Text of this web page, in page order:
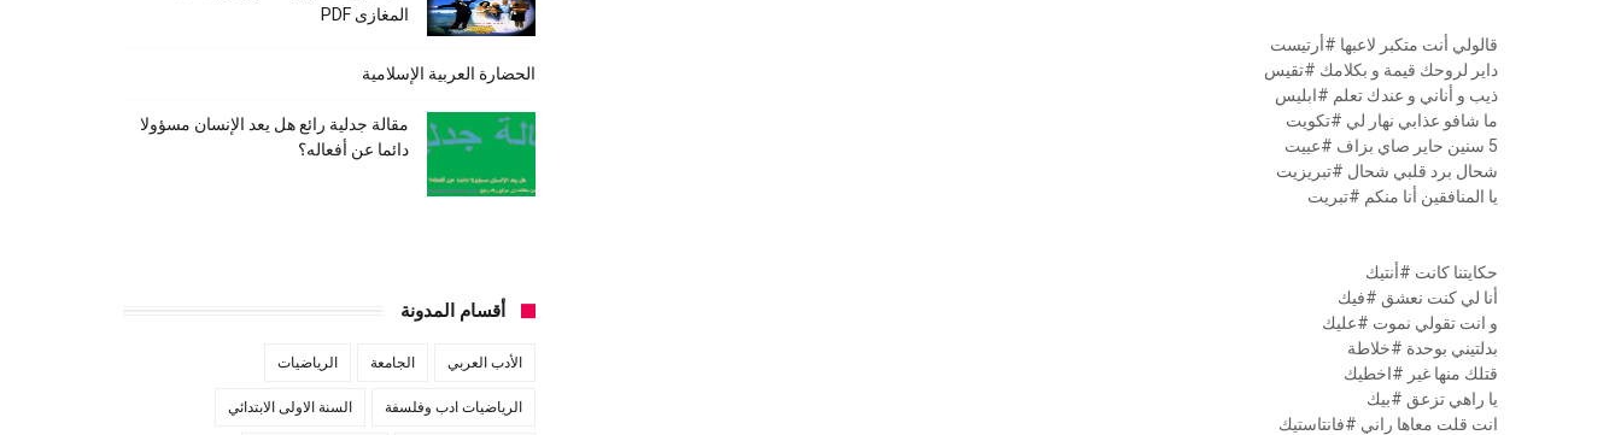
قالولي أنت متكبر لاعبها #أرتيست
داير لروحك قيمة و بكلامك #تقيس
ذيب و أناني و عندك تعلم #ابليس
ما شافو عذابي نهار لي #تكويت
5 سنين حاير صاي بزاف #عييت
شحال برد قلبي شحال #تبريزيت
يا المنافقين أنا منكم #تبريت
حكايتنا كانت #أنتيك
أنا لي كنت نعشق #فيك
و انت تقولي نموت #عليك
بدلتيني بوحدة #خلاطة
قتلك منها غير #اخطيك
يا راهي تزعق #بيك
انت قلت معاها راني #فانتاستيك
المغازى PDF
الحضارة العربية الإسلامية
مقالة جدلية رائع هل يعد الإنسان مسؤولا
دائما عن أفعاله؟
أقسام المدونة
الأدب العربي الجامعة الرياضيات
الرياضيات ادب وفلسفة السنة الاولى الابتدائي